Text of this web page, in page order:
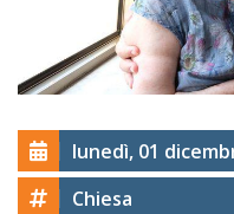
lunedì, 01
Chiesa